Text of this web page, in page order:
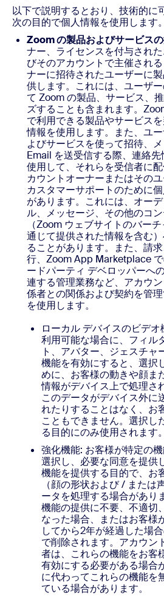
以下で説明するとおり、技術的に
次の目的で個人情報を使用します。
Zoom の製品およびサービス
ナー、ライセンスを付与され
びそのアカウントで主催され
ナーに招待されたユーザーに
供します。これには、ユーザ
て Zoom の製品、サービス、
ズすることも含まれます。
で利用できる製品やサービス
情報を使用します。また、ユ
よびサービスを使って招待、
Email を送受信する際、連絡
使用して、それらを受信者に
カウントオーナーまたはその
カスタマーサポートのために
があります。これには、オー
ル、メッセージ、その他のコ
（Zoom ウェブサイトのバー
通じて提供された情報を含む
ることがあります。また、請
行、Zoom App Marketplace
ードパーティ デベロッパーへ
連する管理業務など、アカウ
係者との関係および契約を管
を使用します。
ローカル デバイスのビデ
利用可能な場合に、フィル
ト、アバター、ジェスチャ
機能を有効にすると、選択
めに、お客様の動きや顔ま
情報がデバイス上で処理さ
このデータがデバイス外に
れたりすることはなく、お
こともできません。選択し
る目的にのみ使用されます。
強化機能: お客様が特定の
選択し、必要な同意を提供
機能を提供する目的で、お
（顔の形状および / または
ータを処理する場合があり
機能の提供に不要、不適切
なった場合、またはお客様
してから2年が経過した場
で削除されます。アカウン
者は、これらの機能をお客
有効にする必要がある場合
に代わってこれらの機能を
ている場合があります。